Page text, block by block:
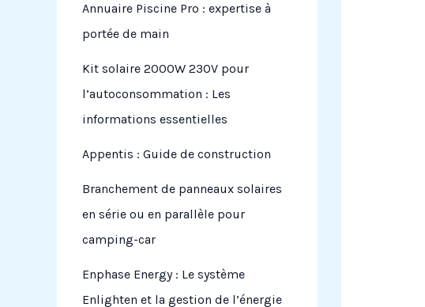
Annuaire Piscine Pro : expertise à
portée de main
Kit solaire 2000W 230V pour
l’autoconsommation : Les
informations essentielles
Appentis : Guide de construction
Branchement de panneaux solaires
en série ou en parallèle pour
camping-car
Enphase Energy : Le système
Enlighten et la gestion de l’énergie